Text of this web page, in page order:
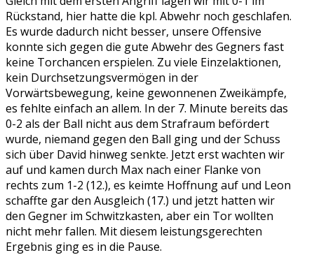
Rückstand, hier hatte die kpl. Abwehr noch geschlafen.
Es wurde dadurch nicht besser, unsere Offensive
konnte sich gegen die gute Abwehr des Gegners fast
keine Torchancen erspielen. Zu viele Einzelaktionen,
kein Durchsetzungsvermögen in der
Vorwärtsbewegung, keine gewonnenen Zweikämpfe,
es fehlte einfach an allem. In der 7. Minute bereits das
0-2 als der Ball nicht aus dem Strafraum befördert
wurde, niemand gegen den Ball ging und der Schuss
sich über David hinweg senkte. Jetzt erst wachten wir
auf und kamen durch Max nach einer Flanke von
rechts zum 1-2 (12.), es keimte Hoffnung auf und Leon
schaffte gar den Ausgleich (17.) und jetzt hatten wir
den Gegner im Schwitzkasten, aber ein Tor wollten
nicht mehr fallen. Mit diesem leistungsgerechten
Ergebnis ging es in die Pause.